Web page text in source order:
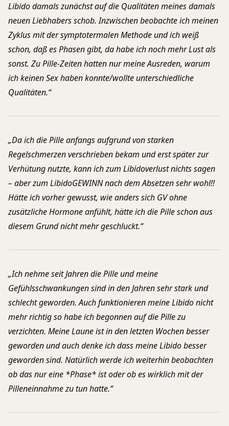
Libido damals zunächst auf die Qualitäten meines damals
neuen Liebhabers schob. Inzwischen beobachte ich meinen
Zyklus mit der symptotermalen Methode und ich weiß
schon, daß es Phasen gibt, da habe ich noch mehr Lust als
sonst. Zu Pille-Zeiten hatten nur meine Ausreden, warum
ich keinen Sex haben konnte/wollte unterschiedliche
Qualitäten.“
„Da ich die Pille anfangs aufgrund von starken
Regelschmerzen verschrieben bekam und erst später zur
Verhütung nutzte, kann ich zum Libidoverlust nichts sagen
– aber zum LibidoGEWINN nach dem Absetzen sehr wohl!!
Hätte ich vorher gewusst, wie anders sich GV ohne
zusätzliche Hormone anfühlt, hätte ich die Pille schon aus
diesem Grund nicht mehr geschluckt.“
„Ich nehme seit Jahren die Pille und meine
Gefühlsschwankungen sind in den Jahren sehr stark und
schlecht geworden. Auch funktionieren meine Libido nicht
mehr richtig so habe ich begonnen auf die Pille zu
verzichten. Meine Laune ist in den letzten Wochen besser
geworden und auch denke ich dass meine Libido besser
geworden sind. Natürlich werde ich weiterhin beobachten
ob das nur eine *Phase* ist oder ob es wirklich mit der
Pilleneinnahme zu tun hatte.“